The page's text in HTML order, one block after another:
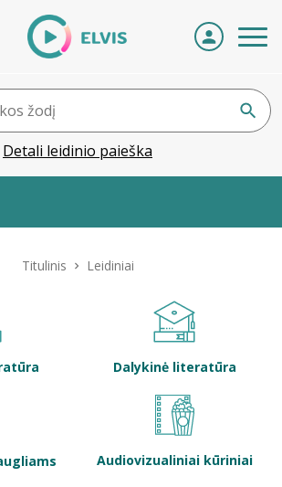
Detali leidinio paieška
Titulinis Leidiniai
Dalykinė literatūra
Audiovizualiniai kūriniai